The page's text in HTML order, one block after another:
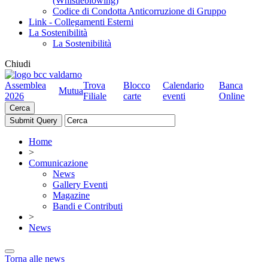
Codice di Condotta Anticorruzione di Gruppo
Link - Collegamenti Esterni
La Sostenibilità
La Sostenibilità
Chiudi
Assemblea
2026
Mutua
Trova
Filiale
Blocco
carte
Calendario
eventi
Banca
Online
Cerca
Home
>
Comunicazione
News
Gallery Eventi
Magazine
Bandi e Contributi
>
News
Torna alle news